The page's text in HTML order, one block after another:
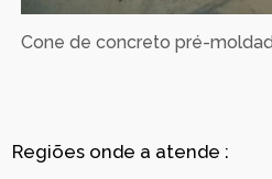
Cone de concreto pré-
Regiões onde a atende :